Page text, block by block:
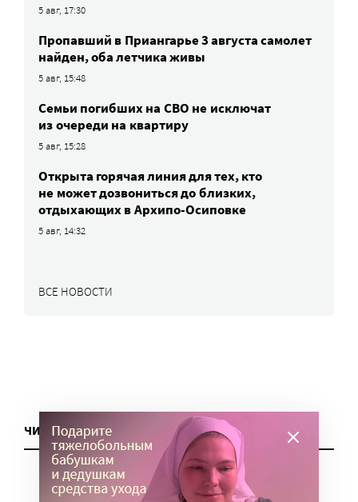
5 авг, 17:30
Пропавший в Приангарье 3 августа самолет
найден, оба летчика живы
5 авг, 15:48
Семьи погибших на СВО не исключат
из очереди на квартиру
5 авг, 15:28
Открыта горячая линия для тех, кто
не может дозвониться до близких,
отдыхающих в Архипо-Осиповке
5 авг, 14:32
ВСЕ НОВОСТИ
ЧИТАТЬ ЕЩЕ